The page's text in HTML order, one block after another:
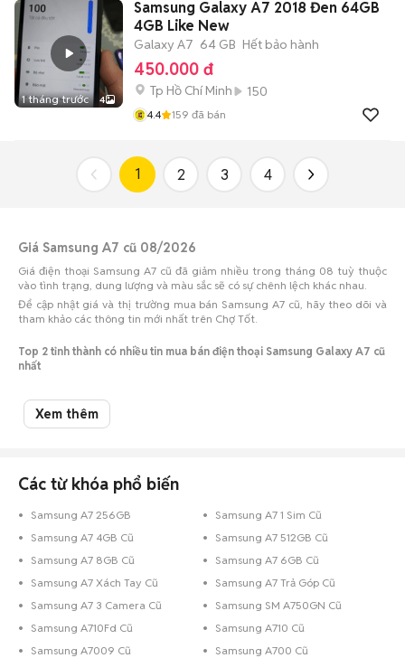
1 tháng trước 4
Samsung Galaxy A7 2018 Đen 64GB
4GB Like New
Galaxy A7 64 GB Hết bảo hành
450.000 đ
Tp Hồ Chí Minh 150
4.4 159 đã bán
1 2 3 4
Giá Samsung A7 cũ 08/2026
Giá điện thoại Samsung A7 cũ đã giảm nhiều trong tháng 08 tuỳ thuộc
vào tình trạng, dung lượng và màu sắc sẽ có sự chênh lệch khác nhau.
Để cập nhật giá và thị trường mua bán Samsung A7 cũ, hãy theo dõi và
tham khảo các thông tin mới nhất trên Chợ Tốt.
Top 2 tỉnh thành có nhiều tin mua bán điện thoại Samsung Galaxy A7 cũ
nhất
Tỉnh thành
Samsung Galaxy A7 cũ Bình
Giá Samsung Galaxy A7 cũ theo màu sắc cập nhật 09/08/2026
Samsung Galaxy A7 màu xanh dương cũ: 1,05 triệu
Samsung Galaxy A7 màu đen cũ
: 1,3 triệu
Samsung Galaxy A7 màu vàng cũ: 900.000 đ
Lưu ý:Mức giá dựa trên các tin đăng tại Chợ Tốt, chỉ mang tính chất tham
khảo. Giá Samsung A7 cũ sẽ phụ thuộc vào tình trạng, phiên bản và các
Xem thêm
Các từ khóa phổ biến
Samsung A7 256GB
Samsung A7 1 Sim Cũ
Samsung A7 4GB Cũ
Samsung A7 512GB Cũ
Samsung A7 8GB Cũ
Samsung A7 6GB Cũ
Samsung A7 Xách Tay Cũ
Samsung A7 Trả Góp Cũ
Samsung A7 3 Camera Cũ
Samsung SM A750GN Cũ
Samsung A710Fd Cũ
Samsung A710 Cũ
Samsung A7009 Cũ
Samsung A700 Cũ